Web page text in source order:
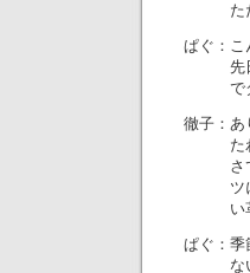
ただ
ぱぐ：こ
先日の
でダン
徹子：あ
たわ
さて今
ツに麻
い革
ぱぐ：季
ないも